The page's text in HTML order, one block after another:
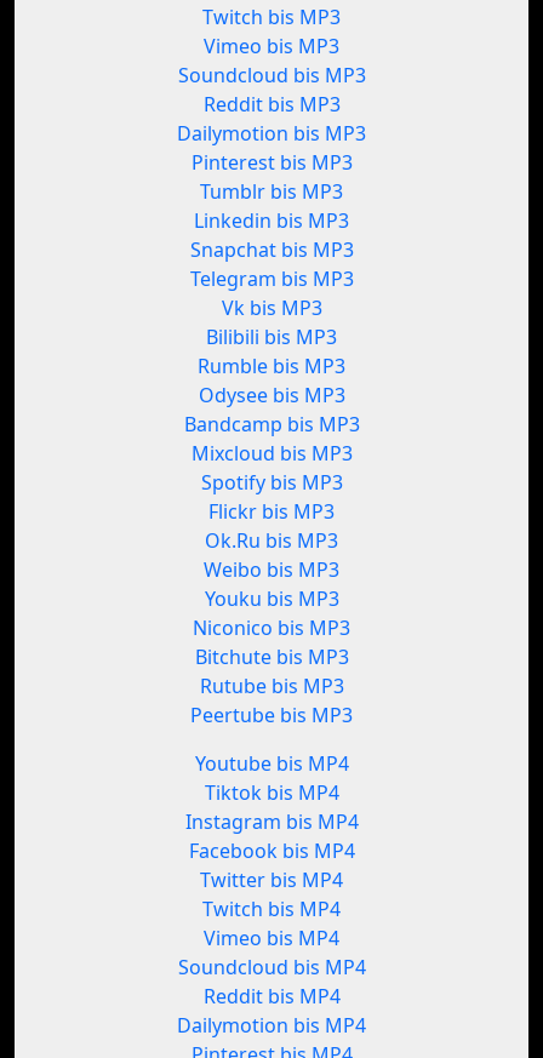
Twitch bis MP3
Vimeo bis MP3
Soundcloud bis MP3
Reddit bis MP3
Dailymotion bis MP3
Pinterest bis MP3
Tumblr bis MP3
Linkedin bis MP3
Snapchat bis MP3
Telegram bis MP3
Vk bis MP3
Bilibili bis MP3
Rumble bis MP3
Odysee bis MP3
Bandcamp bis MP3
Mixcloud bis MP3
Spotify bis MP3
Flickr bis MP3
Ok.Ru bis MP3
Weibo bis MP3
Youku bis MP3
Niconico bis MP3
Bitchute bis MP3
Rutube bis MP3
Peertube bis MP3
Youtube bis MP4
Tiktok bis MP4
Instagram bis MP4
Facebook bis MP4
Twitter bis MP4
Twitch bis MP4
Vimeo bis MP4
Soundcloud bis MP4
Reddit bis MP4
Dailymotion bis MP4